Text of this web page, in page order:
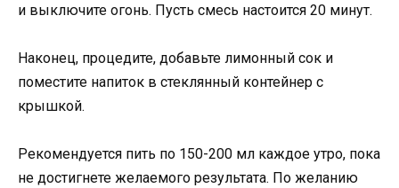
и выключите огонь. Пусть смесь настоится 20 минут.
Наконец, процедите, добавьте лимонный сок и
поместите напиток в стеклянный контейнер с
крышкой.
Рекомендуется пить по 150-200 мл каждое утро, пока
не достигнете желаемого результата. По желанию